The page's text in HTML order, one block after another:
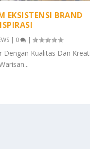
EKSISTENSI BRAND
| 0 |
Dengan Kualitas Dan